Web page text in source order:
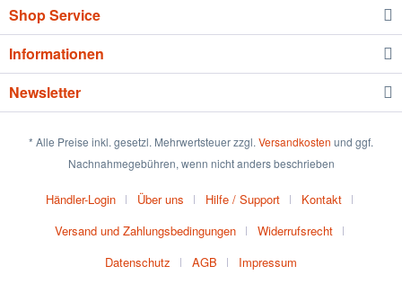
Shop Service
Informationen
Newsletter
* Alle Preise inkl. gesetzl. Mehrwertsteuer zzgl. Versandkosten und ggf.
Nachnahmegebühren, wenn nicht anders beschrieben
Händler-Login Über uns Hilfe / Support
Kontakt
Versand und Zahlungsbedingungen
Widerrufsrecht
Datenschutz
AGB Impressum